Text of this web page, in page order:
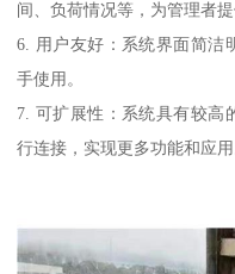
间、负荷情况等，为管理者提
6. 用户友好：系统界面简洁
手使用。
7. 可扩展性：系统具有较高
行连接，实现更多功能和应用